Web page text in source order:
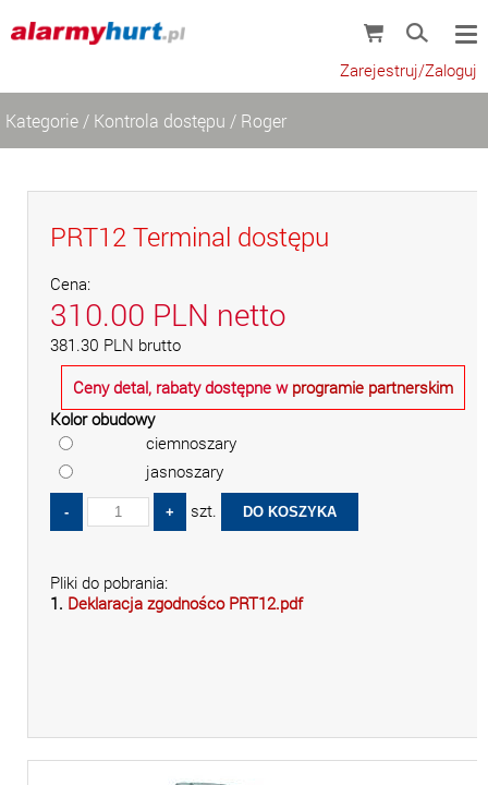
Zarejestruj/Zaloguj
Kategorie / Kontrola dostępu / Roger
PRT12 Terminal dostępu
Cena:
310.00 PLN netto
381.30 PLN brutto
Ceny detal, rabaty dostępne w programie partnerskim
Kolor obudowy
ciemnoszary
jasnoszary
szt.
Pliki do pobrania:
1. Deklaracja zgodnośco PRT12.pdf